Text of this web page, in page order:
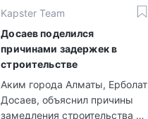
Kapster Team
Досаев поделился
причинами задержек в
строительстве
Аким города Алматы, Ерболат
Досаев, объяснил причины
замедления строительства и